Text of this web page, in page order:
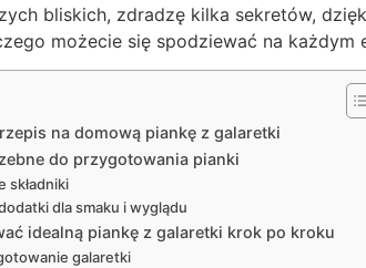
bliskich, zdradzę kilka sekretów,
możecie się spodziewać na każdym
na domową piankę z galaretki
do przygotowania pianki
składniki
dla smaku i wyglądu
idealną piankę z galaretki krok po kroku
galaretki